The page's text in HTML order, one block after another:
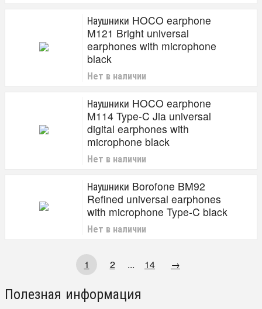
Наушники HOCO earphone
M121 Bright universal
earphones with microphone
black
Нет в наличии
Наушники HOCO earphone
M114 Type-C Jia universal
digital earphones with
microphone black
Нет в наличии
Наушники Borofone BM92
Refined universal earphones
with microphone Type-C black
Нет в наличии
1 2 ... 14 →
Полезная информация